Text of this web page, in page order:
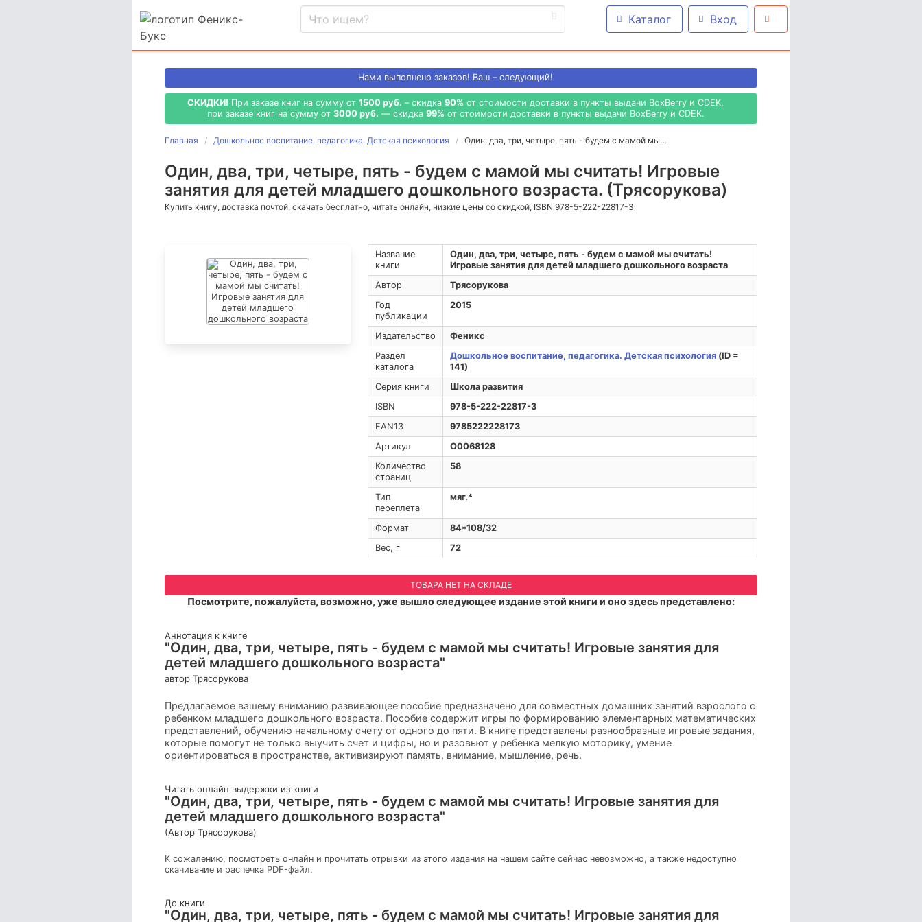
Каталог Вход
Нами выполнено заказов! Ваш – следующий!
СКИДКИ! При заказе книг на сумму от 1500 руб. – скидка 90% от стоимости доставки в пункты выдачи BoxBerry и CDEK,
при заказе книг на сумму от 3000 руб. — скидка 99% от стоимости доставки в пункты выдачи BoxBerry и CDEK.
Главная Дошкольное воспитание, педагогика. Детская психология Один, два, три, четыре, пять - будем с мамой мы…
Один, два, три, четыре, пять - будем с мамой мы считать! Игровые
занятия для детей младшего дошкольного возраста. (Трясорукова)
Купить книгу, доставка почтой, скачать бесплатно, читать онлайн, низкие цены со скидкой, ISBN 978-5-222-22817-3
Название
книги
Один, два, три, четыре, пять - будем с мамой мы считать!
Игровые занятия для детей младшего дошкольного возраста
Автор
Трясорукова
Год
публикации
2015
Издательство
Феникс
Раздел
каталога
Дошкольное воспитание, педагогика. Детская психология(ID =
141)
Серия книги
Школа развития
ISBN
978-5-222-22817-3
EAN13
9785222228173
Артикул
O0068128
Количество
страниц
58
Тип
переплета
мяг.*
Формат
84*108/32
Вес, г
72
ТОВАРА НЕТ НА СКЛАДЕ
Посмотрите, пожалуйста, возможно, уже вышло следующее издание этой книги и оно здесь представлено:
Аннотация к книге
"Один, два, три, четыре, пять - будем с мамой мы считать! Игровые занятия для
детей младшего дошкольного возраста"
автор Трясорукова
Предлагаемое вашему вниманию развивающее пособие предназначено для совместных домашних занятий взрослого с
ребенком младшего дошкольного возраста. Пособие содержит игры по формированию элементарных математических
представлений, обучению начальному счету от одного до пяти. В книге представлены разнообразные игровые задания,
которые помогут не только выучить счет и цифры, но и разовьют у ребенка мелкую моторику, умение
ориентироваться в пространстве, активизируют память, внимание, мышление, речь.
Читать онлайн выдержки из книги
"Один, два, три, четыре, пять - будем с мамой мы считать! Игровые занятия для
детей младшего дошкольного возраста"
(Автор Трясорукова)
К сожалению, посмотреть онлайн и прочитать отрывки из этого издания на нашем сайте сейчас невозможно, а также недоступно
скачивание и распечка PDF-файл.
До книги
"Один, два, три, четыре, пять - будем с мамой мы считать! Игровые занятия для